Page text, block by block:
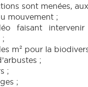
sont menées,
mouvement ;
faisant
m² pour la
;
;
;